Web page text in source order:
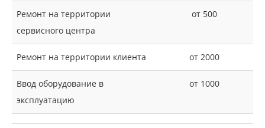
Ремонт на территории
сервисного центра
от 500
Ремонт на территории клиента от 2000
Ввод оборудование в
эксплуатацию
от 1000